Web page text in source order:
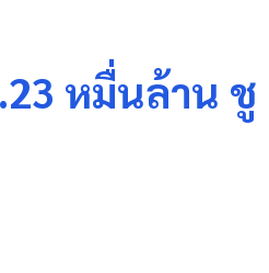
หมื่นล้าน ชู